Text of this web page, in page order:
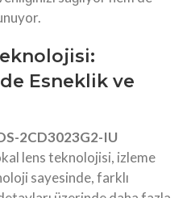
Esneklik ve
2CD3023G2-IU
lens teknolojisi, izleme
sayesinde, farklı